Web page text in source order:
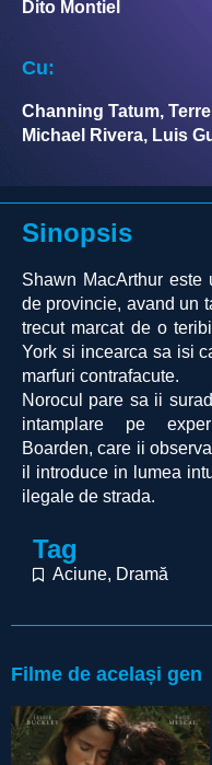
Dito Montiel
Cu:
Channing Tatum,
Michael Rivera, Luis
Sinopsis
Shawn MacArthur este
de provincie, avand un
trecut marcat de o
York si incearca sa isi
marfuri contrafacute.
Norocul pare sa ii
intamplare pe
Boarden, care ii
il introduce in lumea
ilegale de strada.
Tag
Aciune, Dramă
Filme de același gen